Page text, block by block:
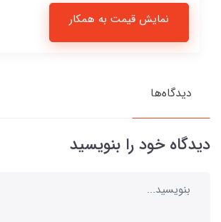
نمایش قیمت به همکار
دیدگاه‌ها
دیدگاه خود را بنویسید